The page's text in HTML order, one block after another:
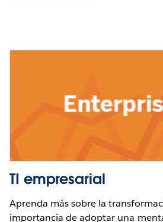
TI empresarial
Aprenda más sobre la
importancia de adoptar una